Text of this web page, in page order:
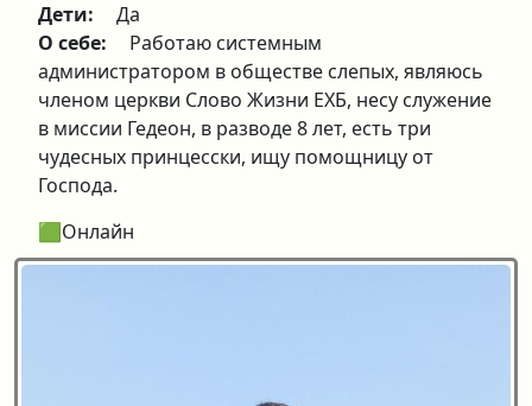
Дети:
Да
О себе:
Работаю системным
администратором в обществе слепых, являюсь
членом церкви Слово Жизни ЕХБ, несу служение
в миссии Гедеон, в разводе 8 лет, есть три
чудесных принцесски, ищу помощницу от
Господа.
🟩Онлайн